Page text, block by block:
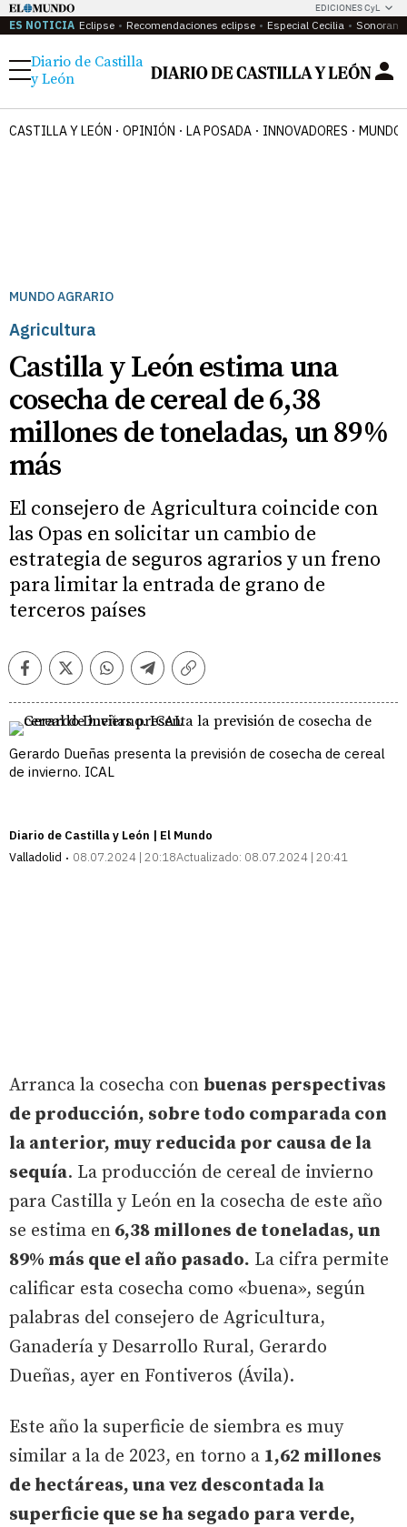
EDICIONES CyL
ES NOTICIA Eclipse Recomendaciones eclipse Especial Cecilia
Menú
Diario de Castilla
y León
CASTILLA Y LEÓN OPINIÓN LA POSADA INNOVADORES MUNDO
MUNDO AGRARIO
Agricultura
Castilla y León estima una
cosecha de cereal de 6,38
millones de toneladas, un 89%
más
El consejero de Agricultura coincide con
las Opas en solicitar un cambio de
estrategia de seguros agrarios y un freno
para limitar la entrada de grano de
terceros países
FacebookTwitterWhatsappTelegramCopiar
Gerardo Dueñas presenta la previsión de cosecha de cereal
de invierno. ICAL
Diario de Castilla y León | El Mundo
Valladolid
08.07.2024 | 20:18Actualizado: 08.07.2024 | 20:41
Arranca la cosecha con buenas perspectivas
de producción, sobre todo comparada con
la anterior, muy reducida por causa de la
sequía. La producción de cereal de invierno
para Castilla y León en la cosecha de este año
se estima en 6,38 millones de toneladas, un
89% más que el año pasado. La cifra permite
calificar esta cosecha como «buena», según
palabras del consejero de Agricultura,
Ganadería y Desarrollo Rural, Gerardo
Dueñas, ayer en Fontiveros (Ávila).
Este año la superficie de siembra es muy
similar a la de 2023, en torno a 1,62 millones
de hectáreas, una vez descontada la
superficie que se ha segado para verde,